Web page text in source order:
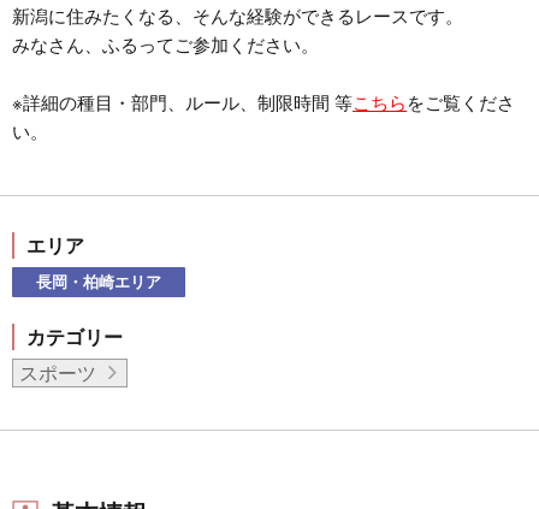
新潟に住みたくなる、そんな経験ができるレースです。
みなさん、ふるってご参加ください。
※詳細の種目・部門、ルール、制限時間 等こちら をご覧くださ
い。
エリア
長岡・柏崎エリア
カテゴリー
スポーツ